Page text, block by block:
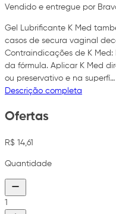
Vendido e entregue por
Gel Lubrificante K Med
casos de secura vaginal
Contraindicações de K
da fórmula. Aplicar K Med
ou preservativo e na superfí…
Descrição completa
Ofertas
R$ 14,61
Quantidade
1